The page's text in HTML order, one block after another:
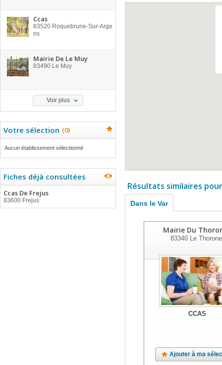
Ccas
83520 Roquebrune-Sur-Arge
ns
Mairie De Le Muy
83490 Le Muy
Voir plus
Votre sélection (0)
Aucun établissement sélectionné
Fiches déjà consultées
Ccas De Frejus
83600 Frejus
Résultats similaires
Dans le Var
Mairie Du
83340Le
CCAS
Ajouter à ma